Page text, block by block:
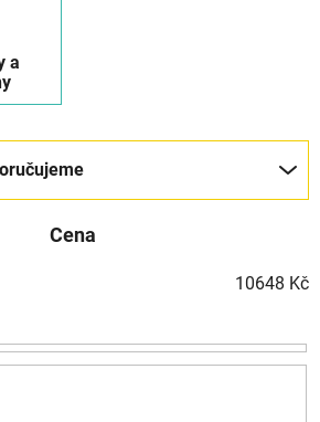
a
Cena
10648 Kč